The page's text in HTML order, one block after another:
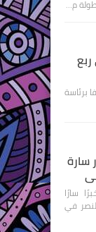
م…
برئاسة
سارة
سارًا
-2024. ويطمع النصر في